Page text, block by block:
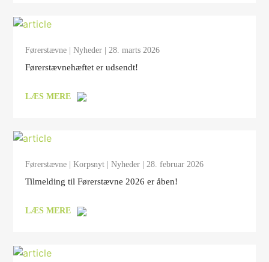
Førerstævne |Nyheder | 28. marts 2026
Førerstævnehæftet er udsendt!
LÆS MERE
Førerstævne |Korpsnyt |Nyheder | 28. februar 2026
Tilmelding til Førerstævne 2026 er åben!
LÆS MERE